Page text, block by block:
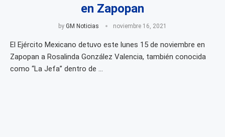
en Zapopan
by GM Noticias noviembre 16, 2021
El Ejército Mexicano detuvo este lunes 15 de noviembre en
Zapopan a Rosalinda González Valencia, también conocida
como “La Jefa” dentro de …